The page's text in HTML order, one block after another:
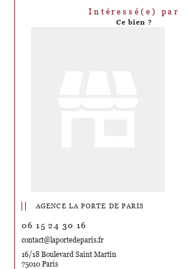
Intéressé(e) par
Ce bien ?
AGENCE LA PORTE DE PARIS
06 15 24 30 16
contact@laportedeparis.fr
16/18 Boulevard Saint Martin
75010 Paris